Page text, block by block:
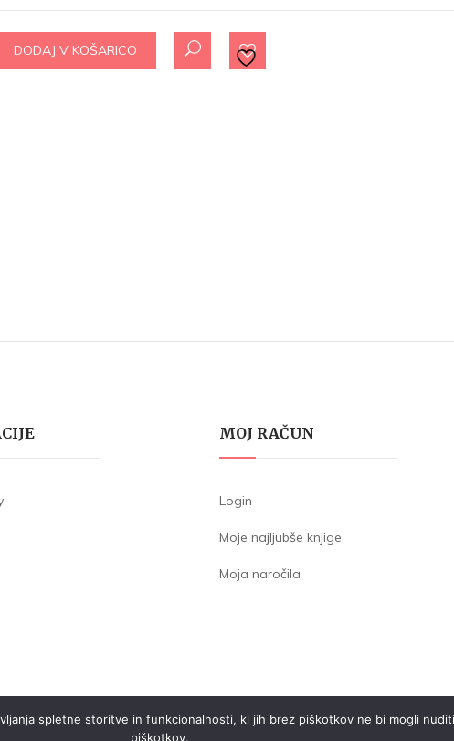
DODAJ V KOŠARICO
MOJ RAČUN
Login
Moje najljubše knjige
Moja naročila
spletne storitve in funkcionalnosti, ki jih brez piškotkov ne bi mogli
piškotkov.